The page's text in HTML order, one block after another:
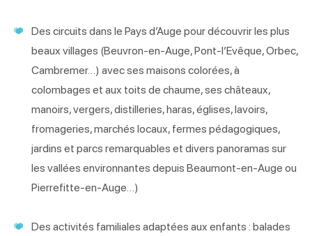
Des circuits dans le Pays d’Auge pour découvrir les plus
beaux villages (Beuvron-en-Auge, Pont-l’Evêque, Orbec,
Cambremer…) avec ses maisons colorées, à
colombages et aux toits de chaume, ses châteaux,
manoirs, vergers, distilleries, haras, églises, lavoirs,
fromageries, marchés locaux, fermes pédagogiques,
jardins et parcs remarquables et divers panoramas sur
les vallées environnantes depuis Beaumont-en-Auge ou
Pierrefitte-en-Auge…)
Des activités familiales adaptées aux enfants : balades